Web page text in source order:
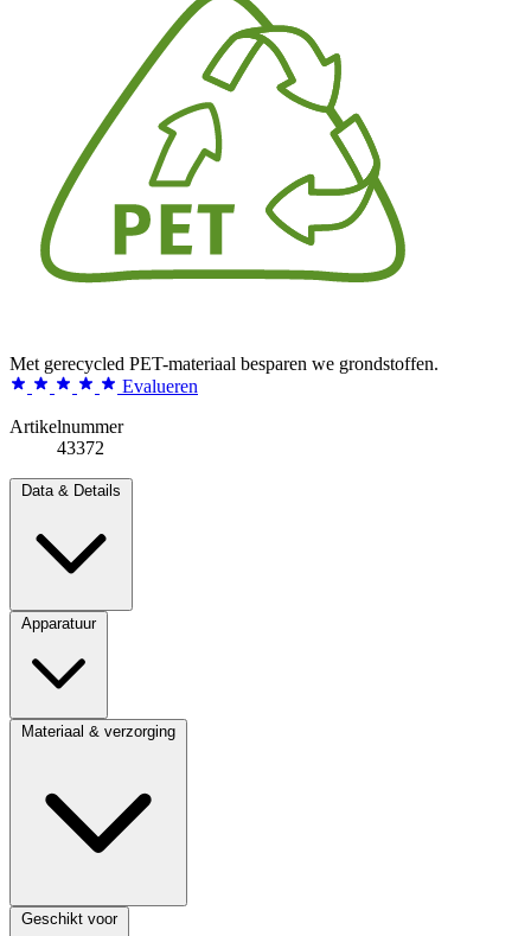
Met gerecycled PET-materiaal besparen we grondstoffen.
Evalueren
Artikelnummer
43372
Data & Details
Apparatuur
Materiaal & verzorging
Geschikt voor